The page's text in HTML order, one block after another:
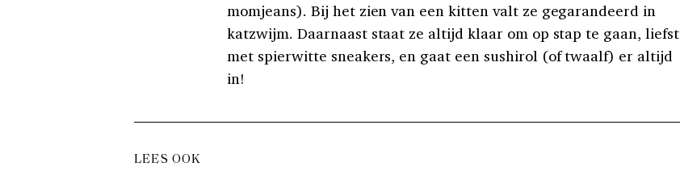
momjeans). Bij het zien van een kitten valt ze gegarandeerd in
katzwijm. Daarnaast staat ze altijd klaar om op stap te gaan, liefst
met spierwitte sneakers, en gaat een sushirol (of twaalf) er altijd
in!
LEES OOK